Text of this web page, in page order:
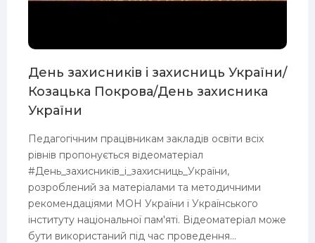
День захисників і захисниць України/
Козацька Покрова/День захисника
України
Педагогічним працівникам закладів освіти всіх
рівнів пропонується відеоматеріал
#День_захисників_і_захисниць_України,
розроблений за матеріалами та методичними
рекомендаціями МОН України і Українського
інституту національної пам'яті. Відеоматеріал може
бути використаний під час проведення...